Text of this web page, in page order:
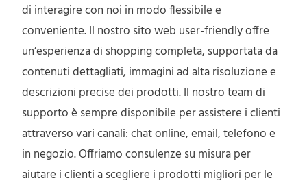
di interagire con noi in modo flessibile e
conveniente. Il nostro sito web user-friendly offre
un’esperienza di shopping completa, supportata da
contenuti dettagliati, immagini ad alta risoluzione e
descrizioni precise dei prodotti. Il nostro team di
supporto è sempre disponibile per assistere i clienti
attraverso vari canali: chat online, email, telefono e
in negozio. Offriamo consulenze su misura per
aiutare i clienti a scegliere i prodotti migliori per le